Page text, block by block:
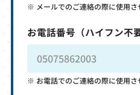
メールでのご連絡の際に使用
お電話番号 （ハイフン不
お電話でのご連絡の際に使用